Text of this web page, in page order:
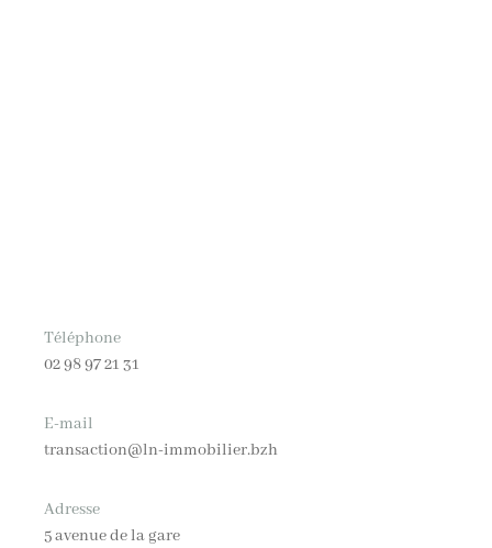
Téléphone
02 98 97 21 31
E-mail
transaction@ln-immobilier.bzh
Adresse
5 avenue de la gare